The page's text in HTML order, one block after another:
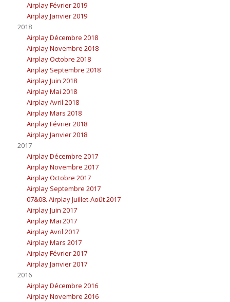
Airplay Février 2019
Airplay Janvier 2019
2018
Airplay Décembre 2018
Airplay Novembre 2018
Airplay Octobre 2018
Airplay Septembre 2018
Airplay Juin 2018
Airplay Mai 2018
Airplay Avril 2018
Airplay Mars 2018
Airplay Février 2018
Airplay Janvier 2018
2017
Airplay Décembre 2017
Airplay Novembre 2017
Airplay Octobre 2017
Airplay Septembre 2017
07&08. Airplay Juillet-Août 2017
Airplay Juin 2017
Airplay Mai 2017
Airplay Avril 2017
Airplay Mars 2017
Airplay Février 2017
Airplay Janvier 2017
2016
Airplay Décembre 2016
Airplay Novembre 2016